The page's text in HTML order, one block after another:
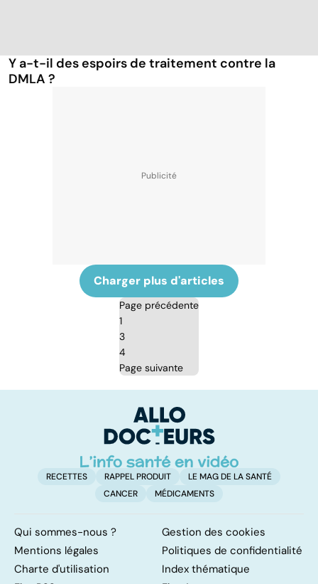
Y a-t-il des espoirs de traitement contre la
DMLA ?
Charger plus d'articles
Page précédente
1
3
4
Page suivante
RECETTES RAPPEL PRODUIT
LE MAG DE LA SANTÉ
CANCER
MÉDICAMENTS
Qui sommes-nous ?
Gestion des cookies
Mentions légales
Politiques de confidentialité
Charte d'utilisation
Index thématique